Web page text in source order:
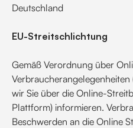
Deutschland
EU-Streitschlichtung
Gemäß Verordnung über
wir Sie über die Online-
Plattform) informieren.
Beschwerden an die Online